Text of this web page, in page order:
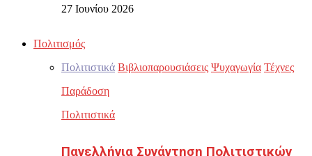
27 Ιουνίου 2026
Πολιτισμός
Πολιτιστικά Βιβλιοπαρουσιάσεις Ψυχαγωγία Τέχνες
Παράδοση
Πολιτιστικά
Πανελλήνια Συνάντηση Πολιτιστικών